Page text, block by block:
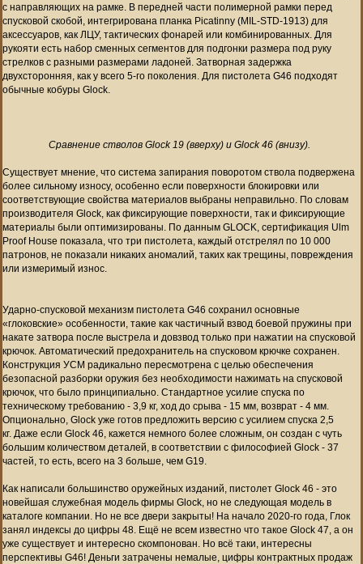
с направляющих на рамке. В передней части полимерной рамки перед
спусковой скобой, интегрирована планка Picatinny (MIL-STD-1913) для
аксессуаров, как ЛЦУ, тактических фонарей или комбинированных. Для
рукояти есть набор сменных сегментов для подгонки размера под руку
стрелков с разными размерами ладоней. Затворная задержка
двухсторонняя, как у всего 5-го поколения. Для пистолета G46 подходят
обычные кобуры Glock.
Сравнение стволов Glock 19 (вверху) и Glock 46 (внизу).
Существует мнение, что система запирания поворотом ствола подвержена
более сильному износу, особенно если поверхности блокировки или
соответствующие свойства материалов выбраны неправильно. По словам
производителя Glock, как фиксирующие поверхности, так и фиксирующие
материалы были оптимизированы. По данным GLOCK, сертификация Ulm
Proof House показала, что три пистолета, каждый отстрелял по 10 000
патронов, не показали никаких аномалий, таких как трещины, повреждения
или измеримый износ.
Ударно-спусковой механизм пистолета G46 сохранил основные
«глоковские» особенности, такие как частичный взвод боевой пружины при
накате затвора после выстрела и довзвод только при нажатии на спусковой
крючок. Автоматический предохранитель на спусковом крючке сохранен.
Конструкция УСМ радикально пересмотрена с целью обеспечения
безопасной разборки оружия без необходимости нажимать на спусковой
крючок, что было принципиально. Стандартное усилие спуска по
техническому требованию - 3,9 кг, ход до срыва - 15 мм, возврат - 4 мм.
Опционально, Glock уже готов предложить версию с усилием спуска 2,5
кг. Даже если Glock 46, кажется немного более сложным, он создан с чуть
большим количеством деталей, в соответствии с философией Glock - 37
частей, то есть, всего на 3 больше, чем G19.
Как написали большинство оружейных изданий, пистолет Glock 46 - это
новейшая служебная модель фирмы Glock, но не следующая модель в
каталоге компании. Но не все двери закрыты! На начало 2020-го года, Глок
занял индексы до цифры 48. Ещё не всем известно что такое Glock 47, а он
уже существует и интересно скомпонован. Но всё таки, интересны
перспективы G46! Деньги затрачены немалые, цифры контрактных продаж